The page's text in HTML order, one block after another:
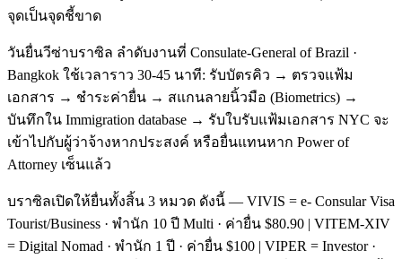
จุดเป็นจุดชี้ขาด
วันยื่นวีซ่าบราซิล ลำดับงานที่ Consulate-General of Brazil ·
Bangkok ใช้เวลาราว 30-45 นาที: รับบัตรคิว → ตรวจแฟ้ม
เอกสาร → ชำระค่ายื่น → สแกนลายนิ้วมือ (Biometrics) →
บันทึกใน Immigration database → รับใบรับแฟ้มเอกสาร NYC จะ
เข้าไปกับผู้ว่าจ้างหากประสงค์ หรือยื่นแทนหาก Power of
Attorney เซ็นแล้ว
บราซิลเปิดให้ยื่นทั้งสิ้น 3 หมวด ดังนี้ — VIVIS = e- Consular Visa
Tourist/Business · พำนัก 10 ปี Multi · ค่ายื่น $80.90 | VITEM-XIV
= Digital Nomad · พำนัก 1 ปี · ค่ายื่น $100 | VIPER = Investor ·